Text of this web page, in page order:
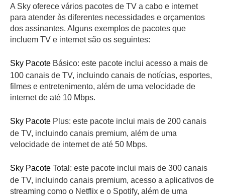
A Sky oferece vários pacotes de TV a cabo e internet
para atender às diferentes necessidades e orçamentos
dos assinantes. Alguns exemplos de pacotes que
incluem TV e internet são os seguintes:
Sky Pacote Básico: este pacote inclui acesso a mais de
100 canais de TV, incluindo canais de notícias, esportes,
filmes e entretenimento, além de uma velocidade de
internet de até 10 Mbps.
Sky Pacote Plus: este pacote inclui mais de 200 canais
de TV, incluindo canais premium, além de uma
velocidade de internet de até 50 Mbps.
Sky Pacote Total: este pacote inclui mais de 300 canais
de TV, incluindo canais premium, acesso a aplicativos de
streaming como o Netflix e o Spotify, além de uma